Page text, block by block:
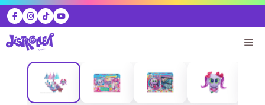
Skip
to
content